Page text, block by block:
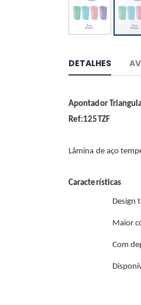
o
início
de
imagens
DETALHES
Apontador
Ref:125TZF
Lâmina de aço
Características
Design
Maior
Com